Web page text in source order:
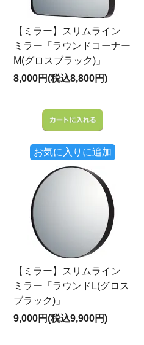
【ミラー】スリムライン
ミラー「ラウンドコーナー
M(グロスブラック)」
8,000円(税込8,800円)
お気に入りに追加
【ミラー】スリムライン
ミラー「ラウンドL(グロス
ブラック)」
9,000円(税込9,900円)